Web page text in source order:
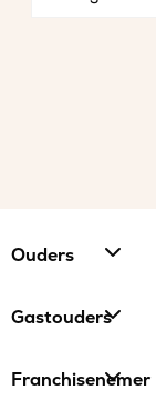
Ouders
Gastouders
Franchisenemer